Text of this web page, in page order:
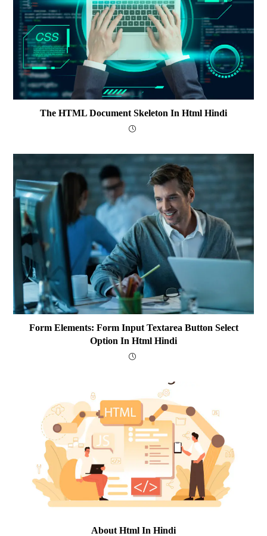
The HTML Document Skeleton In Html Hindi
Form Elements: Form Input Textarea Button Select
Option In Html Hindi
About Html In Hindi